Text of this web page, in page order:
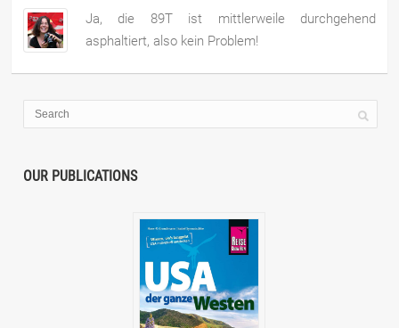
Ja, die 89T ist mittlerweile durchgehend
asphaltiert, also kein Problem!
OUR PUBLICATIONS